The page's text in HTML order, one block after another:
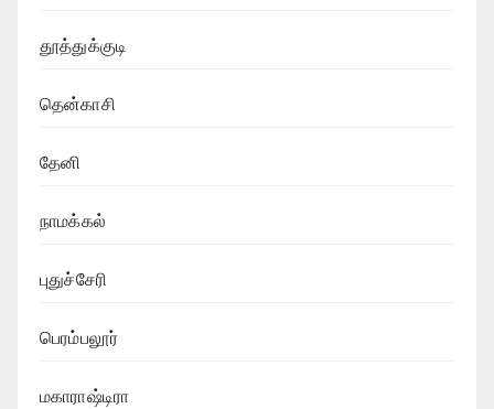
தூத்துக்குடி
தென்காசி
தேனி
நாமக்கல்
புதுச்சேரி
பெரம்பலூர்
மகாராஷ்டிரா